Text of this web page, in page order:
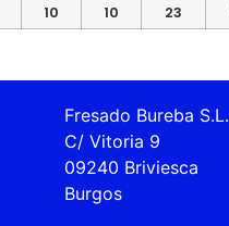
10 10 23
Fresado Bureba S.L.
C/ Vitoria 9
09240 Briviesca
Burgos